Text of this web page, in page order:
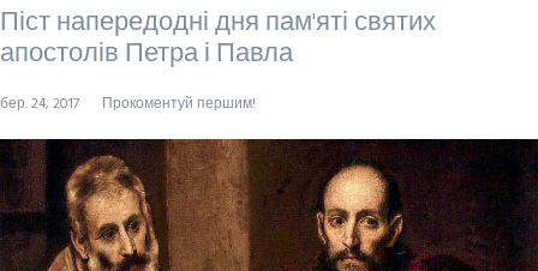
Піст напередодні дня пам'яті святих
апостолів Петра і Павла
бер. 24, 2017 Прокоментуй першим!